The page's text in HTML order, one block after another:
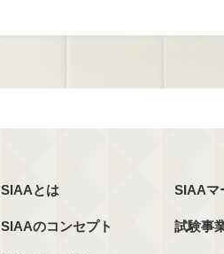
SIAAとは
SIAAのコンセプト
SIAAマ
試験事